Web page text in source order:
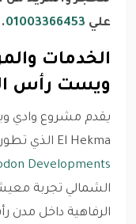
علي 01003366453
.
الخدمات
ويست رأس
El Hekma الذي تطوره شركة مدن للتطوير العقاري
Developments
الشمالي تجربة